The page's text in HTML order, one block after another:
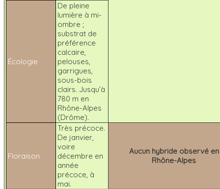
Écologie
De pleine
lumière à mi-
ombre ;
substrat de
préférence
calcaire,
pelouses,
garrigues,
sous-bois
clairs. Jusqu’à
780 m en
Rhône-Alpes
(Drôme).
Floraison
Très précoce.
De janvier,
voire
décembre en
année
précoce, à
mai.
Aucun hybride observé en
Rhône-Alpes